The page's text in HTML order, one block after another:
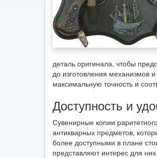
деталь оригинала, чтобы
до изготовления механизмов
максимальную точность и
Доступность и
Сувенирные копии
антикварных предметов,
более доступными в плане
представляют интерес для